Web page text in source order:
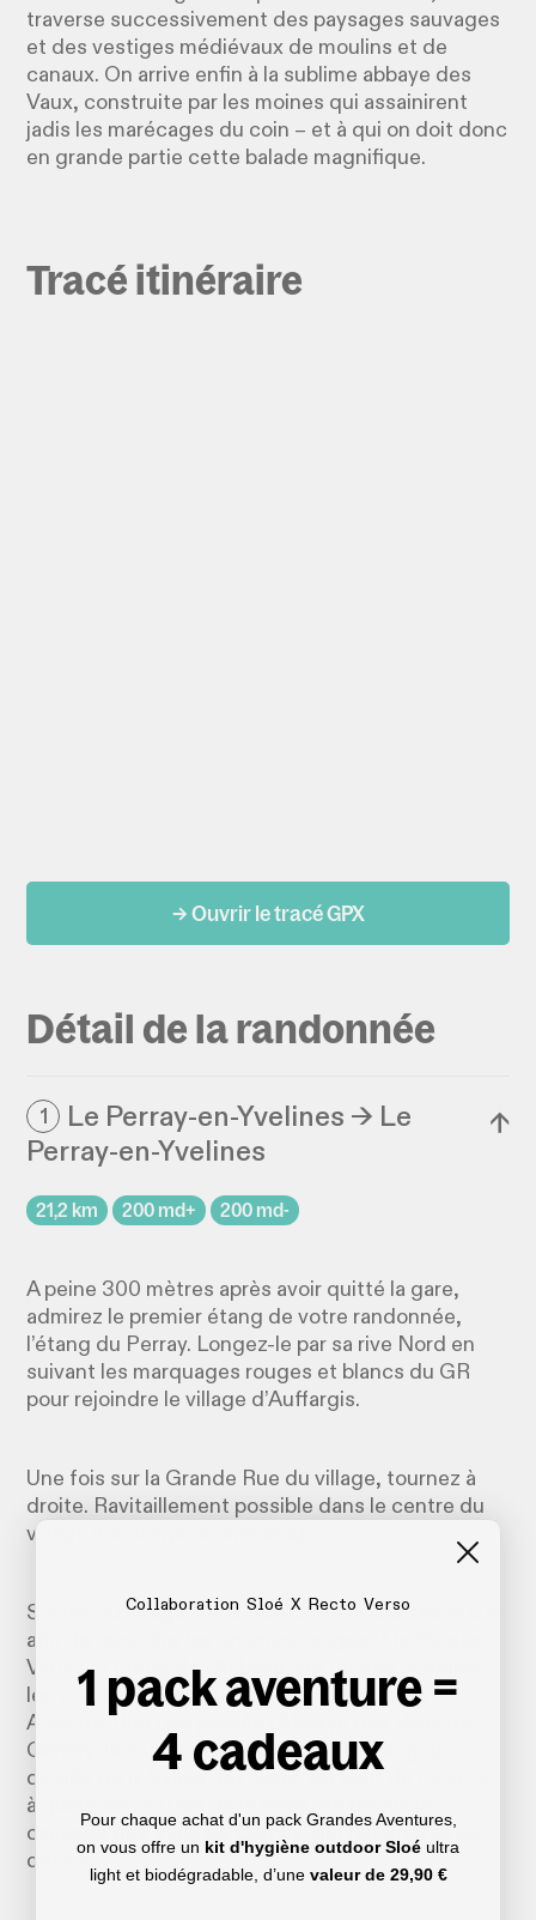
traverse successivement des paysages sauvages
et des vestiges médiévaux de moulins et de
canaux. On arrive enfin à la sublime abbaye des
Vaux, construite par les moines qui assainirent
jadis les marécages du coin – et à qui on doit donc
en grande partie cette balade magnifique.
Tracé itinéraire
→ Ouvrir le tracé GPX
Détail de la randonnée
1
Le Perray-en-Yvelines → Le
Perray-en-Yvelines
↓
21,2 km 200 md+ 200 md-
A peine 300 mètres après avoir quitté la gare,
admirez le premier étang de votre randonnée,
l’étang du Perray. Longez-le par sa rive Nord en
suivant les marquages rouges et blancs du GR
pour rejoindre le village d’Auffargis.
Une fois sur la Grande Rue du village, tournez à
droite. Ravitaillement possible dans le centre du
village (boulangerie, épicerie).
Sortez du village par la Rue Creuse. Quittez le GR
afin de rejoindre les chemins longeant le Ru des
Vaux et l’Etang de l’Abbaye, sur un des chemins
les plus agréables du bois des Cinq-Cents
Arpents. Une fois passée l’Abbaye des Vaux de
Cernay, le sentier longe la Réserve biologique
dirigée de la Vallée des Vaux. Au bout de celle-ci,
à quelques mètres de la trace, se trouve la
cascade des Vaux de Cernay, qui fait un très joli
détour.
Collaboration Sloé X Recto Verso
1 pack aventure =
4 cadeaux
Pour chaque achat d'un pack Grandes Aventures,
on vous offre un kit d'hygiène outdoor Sloé ultra
light et biodégradable, d’une valeur de 29,90 €